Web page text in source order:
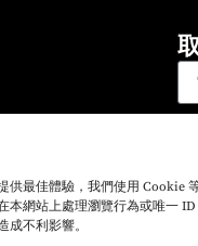
供最佳體驗，我們使用 Cookie
本網站上處理瀏覽行為或唯一
成不利影響。